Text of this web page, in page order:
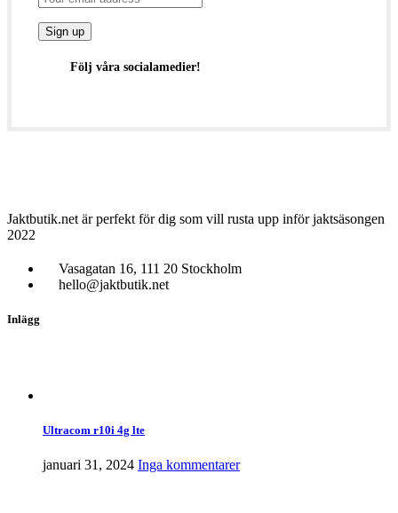
Följ våra socialamedier!
Jaktbutik.net är perfekt för dig som vill rusta upp inför jaktsäsongen
2022
Vasagatan 16, 111 20 Stockholm
hello@jaktbutik.net
Inlägg
Ultracom r10i 4g lte
januari 31, 2024 Inga kommentarer